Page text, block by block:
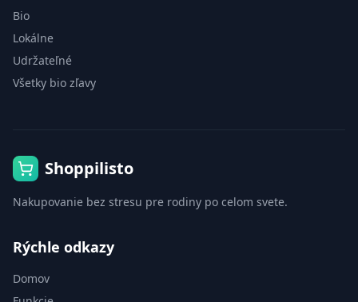
Bio
Lokálne
Udržateľné
Všetky bio zľavy
Shoppilisto
Nakupovanie bez stresu pre rodiny po celom svete.
Rýchle odkazy
Domov